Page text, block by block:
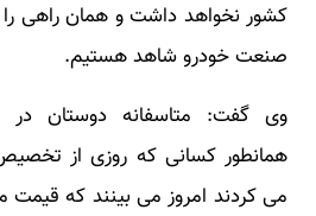
کشور نخواهد داشت و همان راهی
صنعت خودرو شاهد هستیم.
وی گفت: متاسفانه دوستان
می کردند امروز می بینند که قیمت